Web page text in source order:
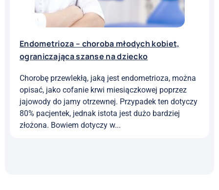
Endometrioza,Ginekologia,Zdrowie kobiety
Endometrioza – choroba młodych kobiet,
ograniczająca szanse na dziecko